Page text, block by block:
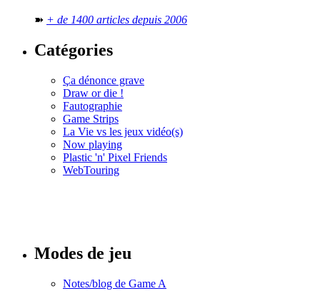
➽ + de 1400 articles depuis 2006
Catégories
Ça dénonce grave
Draw or die !
Fautographie
Game Strips
La Vie vs les jeux vidéo(s)
Now playing
Plastic 'n' Pixel Friends
WebTouring
Modes de jeu
Notes/blog de Game A